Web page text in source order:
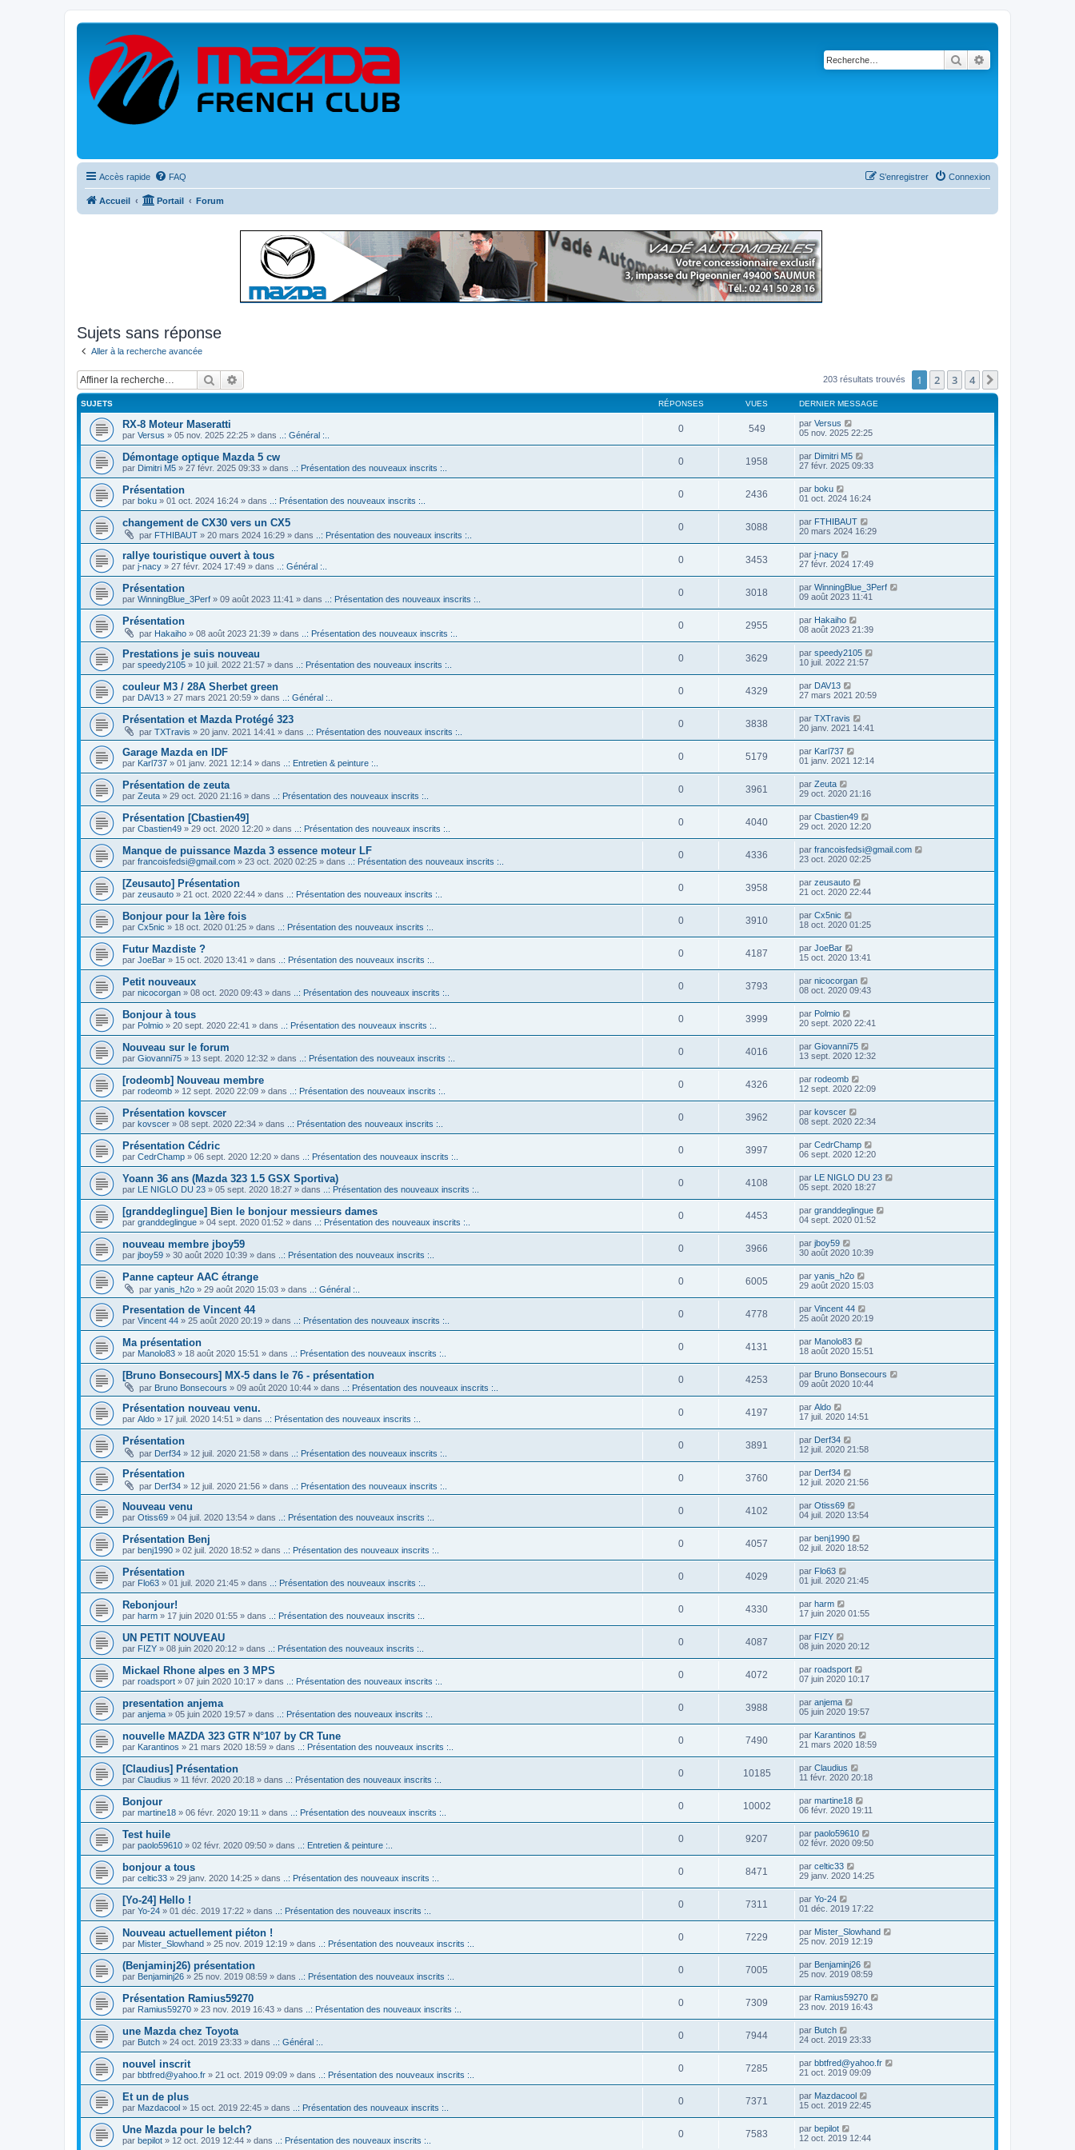
Rechercher
Accès rapide FAQ Connexion
S’enregistrer
Accueil Portail Forum
Sujets sans réponse
Aller à la recherche avancée
Rechercher 203 résultats trouvés 1 2 3 4
SUJETS RÉPONSES VUES DERNIER MESSAGE
RX-8 Moteur Maseratti
par Versus » 05 nov. 2025 22:25 » dans ..: Général :..
0 549 par Versus
05 nov. 2025 22:25
Démontage optique Mazda 5 cw
par Dimitri M5 » 27 févr. 2025 09:33 » dans ..: Présentation des nouveaux inscrits :..
0 1958 par Dimitri M5
27 févr. 2025 09:33
Présentation
par boku » 01 oct. 2024 16:24 » dans ..: Présentation des nouveaux inscrits :..
0 2436 par boku
01 oct. 2024 16:24
changement de CX30 vers un CX5
par FTHIBAUT » 20 mars 2024 16:29 » dans ..: Présentation des nouveaux inscrits :..
0 3088 par FTHIBAUT
20 mars 2024 16:29
rallye touristique ouvert à tous
par j-nacy » 27 févr. 2024 17:49 » dans ..: Général :..
0 3453 par j-nacy
27 févr. 2024 17:49
Présentation
par WinningBlue_3Perf » 09 août 2023 11:41 » dans ..: Présentation des nouveaux inscrits :..
0 3018 par WinningBlue_3Perf
09 août 2023 11:41
Présentation
par Hakaiho » 08 août 2023 21:39 » dans ..: Présentation des nouveaux inscrits :..
0 2955 par Hakaiho
08 août 2023 21:39
Prestations je suis nouveau
par speedy2105 » 10 juil. 2022 21:57 » dans ..: Présentation des nouveaux inscrits :..
0 3629 par speedy2105
10 juil. 2022 21:57
couleur M3 / 28A Sherbet green
par DAV13 » 27 mars 2021 20:59 » dans ..: Général :..
0 4329 par DAV13
27 mars 2021 20:59
Présentation et Mazda Protégé 323
par TXTravis » 20 janv. 2021 14:41 » dans ..: Présentation des nouveaux inscrits :..
0 3838 par TXTravis
20 janv. 2021 14:41
Garage Mazda en IDF
par Karl737 » 01 janv. 2021 12:14 » dans ..: Entretien & peinture :..
0 5179 par Karl737
01 janv. 2021 12:14
Présentation de zeuta
par Zeuta » 29 oct. 2020 21:16 » dans ..: Présentation des nouveaux inscrits :..
0 3961 par Zeuta
29 oct. 2020 21:16
Présentation [Cbastien49]
par Cbastien49 » 29 oct. 2020 12:20 » dans ..: Présentation des nouveaux inscrits :..
0 4040 par Cbastien49
29 oct. 2020 12:20
Manque de puissance Mazda 3 essence moteur LF
par francoisfedsi@gmail.com » 23 oct. 2020 02:25 » dans ..: Présentation des nouveaux inscrits :..
0 4336 par francoisfedsi@gmail.com
23 oct. 2020 02:25
[Zeusauto] Présentation
par zeusauto » 21 oct. 2020 22:44 » dans ..: Présentation des nouveaux inscrits :..
0 3958 par zeusauto
21 oct. 2020 22:44
Bonjour pour la 1ère fois
par Cx5nic » 18 oct. 2020 01:25 » dans ..: Présentation des nouveaux inscrits :..
0 3910 par Cx5nic
18 oct. 2020 01:25
Futur Mazdiste ?
par JoeBar » 15 oct. 2020 13:41 » dans ..: Présentation des nouveaux inscrits :..
0 4187 par JoeBar
15 oct. 2020 13:41
Petit nouveaux
par nicocorgan » 08 oct. 2020 09:43 » dans ..: Présentation des nouveaux inscrits :..
0 3793 par nicocorgan
08 oct. 2020 09:43
Bonjour à tous
par Polmio » 20 sept. 2020 22:41 » dans ..: Présentation des nouveaux inscrits :..
0 3999 par Polmio
20 sept. 2020 22:41
Nouveau sur le forum
par Giovanni75 » 13 sept. 2020 12:32 » dans ..: Présentation des nouveaux inscrits :..
0 4016 par Giovanni75
13 sept. 2020 12:32
[rodeomb] Nouveau membre
par rodeomb » 12 sept. 2020 22:09 » dans ..: Présentation des nouveaux inscrits :..
0 4326 par rodeomb
12 sept. 2020 22:09
Présentation kovscer
par kovscer » 08 sept. 2020 22:34 » dans ..: Présentation des nouveaux inscrits :..
0 3962 par kovscer
08 sept. 2020 22:34
Présentation Cédric
par CedrChamp » 06 sept. 2020 12:20 » dans ..: Présentation des nouveaux inscrits :..
0 3997 par CedrChamp
06 sept. 2020 12:20
Yoann 36 ans (Mazda 323 1.5 GSX Sportiva)
par LE NIGLO DU 23 » 05 sept. 2020 18:27 » dans ..: Présentation des nouveaux inscrits :..
0 4108 par LE NIGLO DU 23
05 sept. 2020 18:27
[granddeglingue] Bien le bonjour messieurs dames
par granddeglingue » 04 sept. 2020 01:52 » dans ..: Présentation des nouveaux inscrits :..
0 4453 par granddeglingue
04 sept. 2020 01:52
nouveau membre jboy59
par jboy59 » 30 août 2020 10:39 » dans ..: Présentation des nouveaux inscrits :..
0 3966 par jboy59
30 août 2020 10:39
Panne capteur AAC étrange
par yanis_h2o » 29 août 2020 15:03 » dans ..: Général :..
0 6005 par yanis_h2o
29 août 2020 15:03
Presentation de Vincent 44
par Vincent 44 » 25 août 2020 20:19 » dans ..: Présentation des nouveaux inscrits :..
0 4778 par Vincent 44
25 août 2020 20:19
Ma présentation
par Manolo83 » 18 août 2020 15:51 » dans ..: Présentation des nouveaux inscrits :..
0 4131 par Manolo83
18 août 2020 15:51
[Bruno Bonsecours] MX-5 dans le 76 - présentation
par Bruno Bonsecours » 09 août 2020 10:44 » dans ..: Présentation des nouveaux inscrits :..
0 4253 par Bruno Bonsecours
09 août 2020 10:44
Présentation nouveau venu.
par Aldo » 17 juil. 2020 14:51 » dans ..: Présentation des nouveaux inscrits :..
0 4197 par Aldo
17 juil. 2020 14:51
Présentation
par Derf34 » 12 juil. 2020 21:58 » dans ..: Présentation des nouveaux inscrits :..
0 3891 par Derf34
12 juil. 2020 21:58
Présentation
par Derf34 » 12 juil. 2020 21:56 » dans ..: Présentation des nouveaux inscrits :..
0 3760 par Derf34
12 juil. 2020 21:56
Nouveau venu
par Otiss69 » 04 juil. 2020 13:54 » dans ..: Présentation des nouveaux inscrits :..
0 4102 par Otiss69
04 juil. 2020 13:54
Présentation Benj
par benj1990 » 02 juil. 2020 18:52 » dans ..: Présentation des nouveaux inscrits :..
0 4057 par benj1990
02 juil. 2020 18:52
Présentation
par Flo63 » 01 juil. 2020 21:45 » dans ..: Présentation des nouveaux inscrits :..
0 4029 par Flo63
01 juil. 2020 21:45
Rebonjour!
par harm » 17 juin 2020 01:55 » dans ..: Présentation des nouveaux inscrits :..
0 4330 par harm
17 juin 2020 01:55
UN PETIT NOUVEAU
par FIZY » 08 juin 2020 20:12 » dans ..: Présentation des nouveaux inscrits :..
0 4087 par FIZY
08 juin 2020 20:12
Mickael Rhone alpes en 3 MPS
par roadsport » 07 juin 2020 10:17 » dans ..: Présentation des nouveaux inscrits :..
0 4072 par roadsport
07 juin 2020 10:17
presentation anjema
par anjema » 05 juin 2020 19:57 » dans ..: Présentation des nouveaux inscrits :..
0 3988 par anjema
05 juin 2020 19:57
nouvelle MAZDA 323 GTR N°107 by CR Tune
par Karantinos » 21 mars 2020 18:59 » dans ..: Présentation des nouveaux inscrits :..
0 7490 par Karantinos
21 mars 2020 18:59
[Claudius] Présentation
par Claudius » 11 févr. 2020 20:18 » dans ..: Présentation des nouveaux inscrits :..
0 10185 par Claudius
11 févr. 2020 20:18
Bonjour
par martine18 » 06 févr. 2020 19:11 » dans ..: Présentation des nouveaux inscrits :..
0 10002 par martine18
06 févr. 2020 19:11
Test huile
par paolo59610 » 02 févr. 2020 09:50 » dans ..: Entretien & peinture :..
0 9207 par paolo59610
02 févr. 2020 09:50
bonjour a tous
par celtic33 » 29 janv. 2020 14:25 » dans ..: Présentation des nouveaux inscrits :..
0 8471 par celtic33
29 janv. 2020 14:25
[Yo-24] Hello !
par Yo-24 » 01 déc. 2019 17:22 » dans ..: Présentation des nouveaux inscrits :..
0 7311 par Yo-24
01 déc. 2019 17:22
Nouveau actuellement piéton !
par Mister_Slowhand » 25 nov. 2019 12:19 » dans ..: Présentation des nouveaux inscrits :..
0 7229 par Mister_Slowhand
25 nov. 2019 12:19
(Benjaminj26) présentation
par Benjaminj26 » 25 nov. 2019 08:59 » dans ..: Présentation des nouveaux inscrits :..
0 7005 par Benjaminj26
25 nov. 2019 08:59
Présentation Ramius59270
par Ramius59270 » 23 nov. 2019 16:43 » dans ..: Présentation des nouveaux inscrits :..
0 7309 par Ramius59270
23 nov. 2019 16:43
une Mazda chez Toyota
par Butch » 24 oct. 2019 23:33 » dans ..: Général :..
0 7944 par Butch
24 oct. 2019 23:33
nouvel inscrit
par bbtfred@yahoo.fr » 21 oct. 2019 09:09 » dans ..: Présentation des nouveaux inscrits :..
0 7285 par bbtfred@yahoo.fr
21 oct. 2019 09:09
Et un de plus
par Mazdacool » 15 oct. 2019 22:45 » dans ..: Présentation des nouveaux inscrits :..
0 7371 par Mazdacool
15 oct. 2019 22:45
Une Mazda pour le belch?
par bepilot » 12 oct. 2019 12:44 » dans ..: Présentation des nouveaux inscrits :..
0 7583 par bepilot
12 oct. 2019 12:44